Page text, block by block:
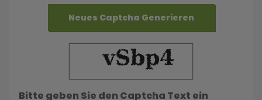
Neues Captcha Generieren
Bitte geben Sie den Captcha Text ein